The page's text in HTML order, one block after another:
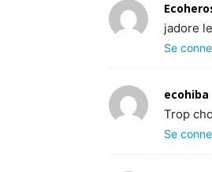
jadore
Se
ecohiba
Trop
Se